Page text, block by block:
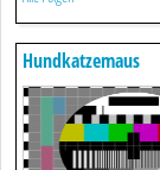
Hundkatzemaus